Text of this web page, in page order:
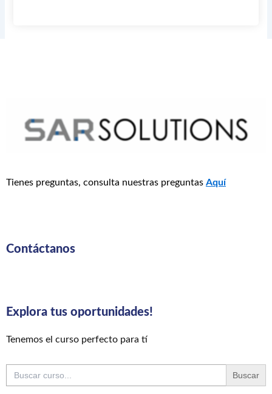
Tienes preguntas, consulta nuestras preguntas Aquí
Contáctanos
Explora tus oportunidades!
Tenemos el curso perfecto para tí
Buscar: